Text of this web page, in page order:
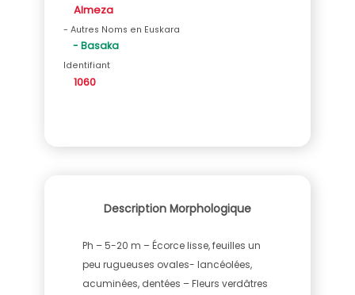
Almeza
- Autres Noms en Euskara
- Basaka
Identifiant
1060
Description Morphologique
Ph – 5-20 m – Écorce lisse, feuilles un
peu rugueuses ovales- lancéolées,
acuminées, dentées – Fleurs verdâtres